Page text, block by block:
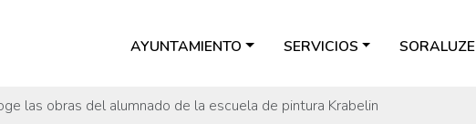
AYUNTAMIENTO SERVICIOS SORALUZE
las obras del alumnado de la escuela de pintura Krabelin